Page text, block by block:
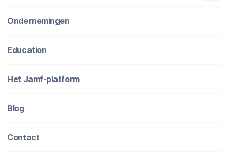
Ondernemingen
Education
Het Jamf-platform
Blog
Contact